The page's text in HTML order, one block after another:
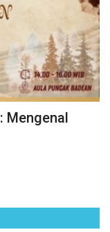
Mengenal